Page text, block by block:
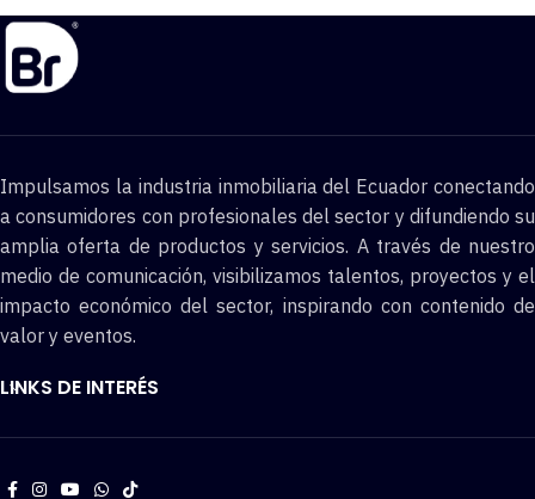
Impulsamos la industria inmobiliaria del Ecuador conectando
a consumidores con profesionales del sector y difundiendo su
amplia oferta de productos y servicios. A través de nuestro
medio de comunicación, visibilizamos talentos, proyectos y el
impacto económico del sector, inspirando con contenido de
valor y eventos.
LINKS DE INTERÉS